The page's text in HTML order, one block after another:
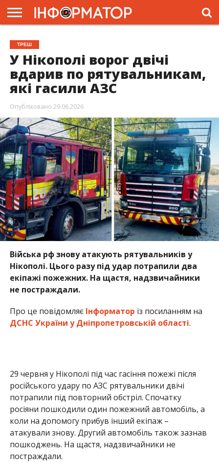
ГОЛОВНА
ЖИТТЯ
ВЛАДА
ГРОШІ
ТРЕШ
ПРЕС-
РЕЛІЗИ
РЕКЛАМА
ПРОЕКТИ
ТРЕШ
У Нікополі ворог двічі
вдарив по рятувальникам,
які гасили АЗС
Опубліковано 29.06.2026
Війська рф знову атакують рятувальників у
Нікополі. Цього разу під удар потрапили два
екіпажі пожежних. На щастя, надзвичайники
не постраждали.
Про це повідомляє Інформатор із посиланням на
ДСНС України у Дніпропетровській області.
29 червня у Нікополі під час гасіння пожежі після
російського удару по АЗС рятувальники двічі
потрапили під повторний обстріл. Спочатку
росіяни пошкодили один пожежний автомобіль, а
коли на допомогу прибув інший екіпаж –
атакували знову. Другий автомобіль також зазнав
пошкоджень. На щастя, надзвичайники не
постраждали.